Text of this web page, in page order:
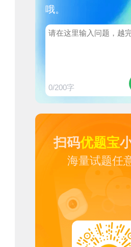
哦。
0/200字
扫码优题宝
海量试题任